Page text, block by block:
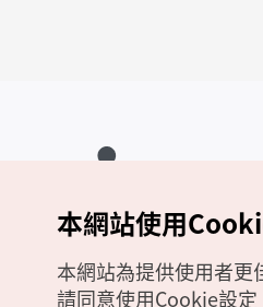
Copyrights (c) 韓國觀光公社
如有相關疑問或建議，歡迎來
本網站使用
本網站為提供使用者
請同意使用Cookie設定